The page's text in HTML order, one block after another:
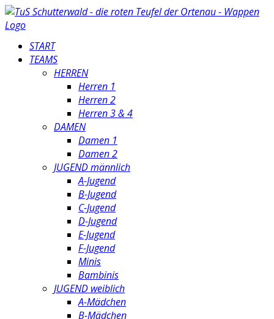
START
TEAMS
HERREN
Herren 1
Herren 2
Herren 3 & 4
DAMEN
Damen 1
Damen 2
JUGEND männlich
A-Jugend
B-Jugend
C-Jugend
D-Jugend
E-Jugend
F-Jugend
Minis
Bambinis
JUGEND weiblich
A-Mädchen
B-Mädchen